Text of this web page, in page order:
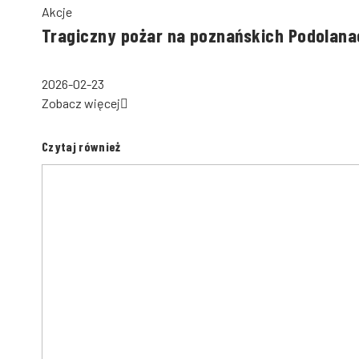
Akcje
Tragiczny pożar na poznańskich
2026-02-23
Zobacz więcej
Czytaj również